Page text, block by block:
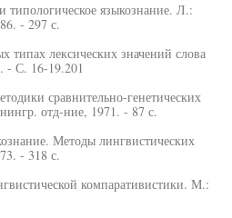
языкознание. Л.:
- 297 с.
типах лексических значений слова
С. 16-19.201
сравнительно-генетических
отд-ние, 1971. - 87 с.
Методы лингвистических
- 318 с.
компаративистики. М.: